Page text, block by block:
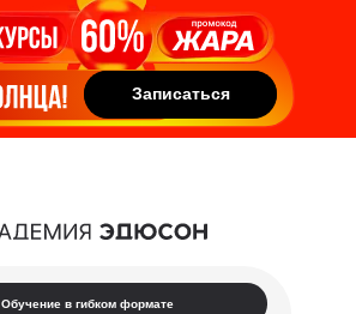
Записаться
Записаться
Обучение в гибком формате